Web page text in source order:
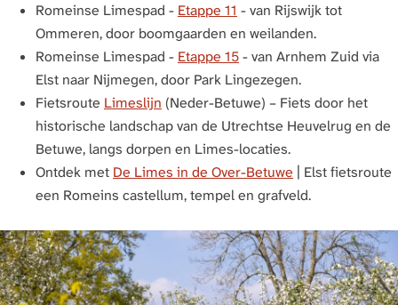
Romeinse Limespad - Etappe 11 - van Rijswijk tot
Ommeren, door boomgaarden en weilanden.
Romeinse Limespad - Etappe 15- van Arnhem Zuid via
Elst naar Nijmegen, door Park Lingezegen.
Fietsroute Limeslijn (Neder-Betuwe) – Fiets door het
historische landschap van de Utrechtse Heuvelrug en de
Betuwe, langs dorpen en Limes-locaties.
Ontdek met De Limes in de Over-Betuwe | Elst fietsroute
een Romeins castellum, tempel en grafveld.